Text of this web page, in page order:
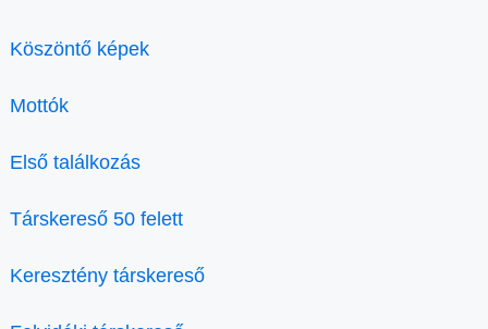
Köszöntő képek
Mottók
Első találkozás
Társkereső 50 felett
Keresztény társkereső